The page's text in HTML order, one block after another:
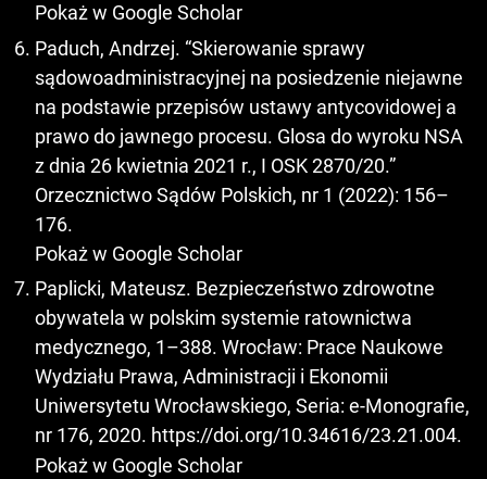
Pokaż w Google Scholar
Paduch, Andrzej. “Skierowanie sprawy
sądowoadministracyjnej na posiedzenie niejawne
na podstawie przepisów ustawy antycovidowej a
prawo do jawnego procesu. Glosa do wyroku NSA
z dnia 26 kwietnia 2021 r., I OSK 2870/20.”
Orzecznictwo Sądów Polskich, nr 1 (2022): 156–
176.
Pokaż w Google Scholar
Paplicki, Mateusz. Bezpieczeństwo zdrowotne
obywatela w polskim systemie ratownictwa
medycznego, 1–388. Wrocław: Prace Naukowe
Wydziału Prawa, Administracji i Ekonomii
Uniwersytetu Wrocławskiego, Seria: e-Monografie,
nr 176, 2020. https://doi.org/10.34616/23.21.004.
Pokaż w Google Scholar